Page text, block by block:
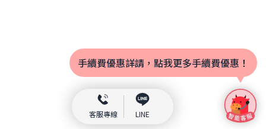
客服專線 LINE
手續費優惠詳請，點我更多手續費優惠！